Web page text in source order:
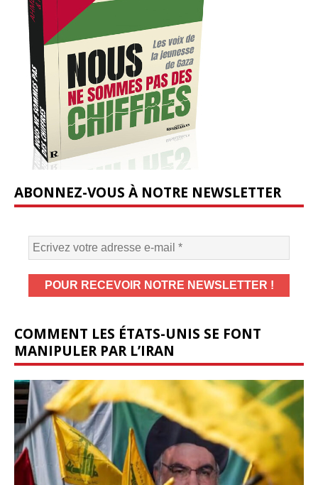
ABONNEZ-VOUS À NOTRE NEWSLETTER
COMMENT LES ÉTATS-UNIS SE FONT
MANIPULER PAR L’IRAN